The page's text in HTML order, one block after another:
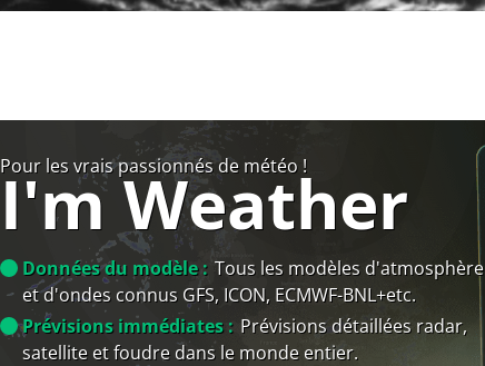
Pour les vrais passionnés de météo !
I'm Weather
Données du modèle : Tous les modèles d'atmosphère
et d'ondes connus GFS, ICON, ECMWF-BNL+etc.
Prévisions immédiates : Prévisions détaillées radar,
satellite et foudre dans le monde entier.